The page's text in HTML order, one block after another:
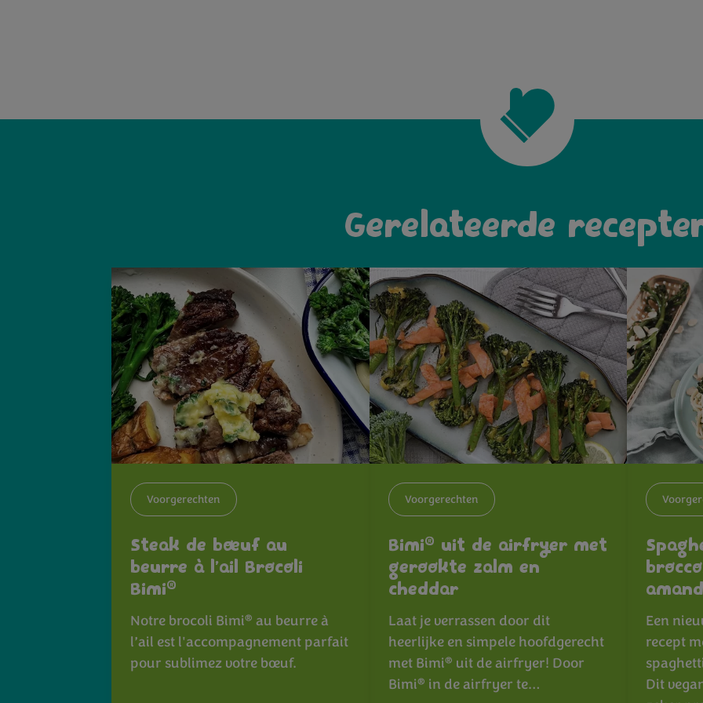
Gerelateerde
Voorgerechten
Steak de bœuf au
beurre à l’ail Brocoli
Bimi®
Notre brocoli Bimi® au beurre à
l’ail est l'accompagnement parfait
pour sublimez votre bœuf.
Voorgerechten
Bimi® uit de airfryer met
gerookte zalm en
cheddar
Laat je verrassen door dit
heerlijke en simpele hoofdgerecht
met Bimi® uit de airfryer! Door
Bimi® in de airfryer te…
Een
recept
Dit